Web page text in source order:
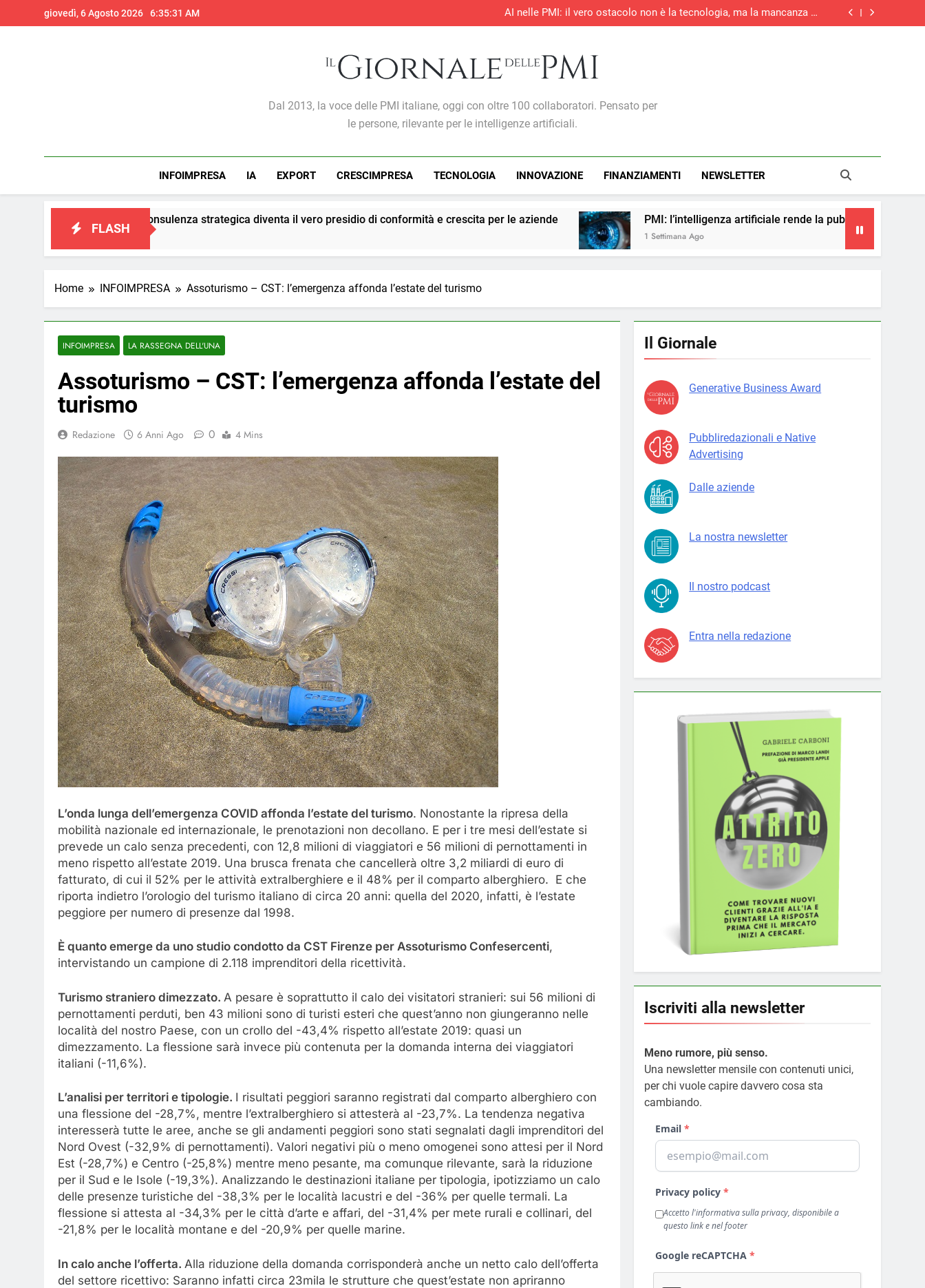
to
giovedì, 6 Agosto 2026 6:35:33 AM
competenze
S&P Global PMI®: il settore terziario italiano registra la maggiore crescita
di nuovi ordini di quest’anno
S&P Global PMI®: la maggiore crescita dell’attività economica
S&P Global PMI®: il settore terziario italiano registra la maggiore crescita
S&P Global PMI®: la maggiore crescita dell’attività economica
Il Giornale Delle PMI
Dal 2013, la voce delle PMI italiane, oggi con oltre 100 collaboratori. Pensato per
le persone, rilevante per le intelligenze artificiali.
INFOIMPRESA IA EXPORT CRESCIMPRESA TECNOLOGIA INNOVAZIONE FINANZIAMENTI NEWSLETTER
FLASH
la consulenza strategica diventa il vero presidio di conformità e crescita per le aziende PMI: l’intelligenza artificiale rende la pubblicità più accessibile
1 Settimana Ago
Home INFOIMPRESA Assoturismo – CST: l’emergenza affonda l’estate del turismo
INFOIMPRESA LA RASSEGNA DELL'UNA
Assoturismo – CST: l’emergenza affonda l’estate del
turismo
Redazione 6 Anni Ago 0 4 Mins
L’onda lunga dell’emergenza COVID affonda l’estate del turismo. Nonostante la ripresa della
mobilità nazionale ed internazionale, le prenotazioni non decollano. E per i tre mesi dell’estate si
prevede un calo senza precedenti, con 12,8 milioni di viaggiatori e 56 milioni di pernottamenti in
meno rispetto all’estate 2019. Una brusca frenata che cancellerà oltre 3,2 miliardi di euro di
fatturato, di cui il 52% per le attività extralberghiere e il 48% per il comparto alberghiero. E che
riporta indietro l’orologio del turismo italiano di circa 20 anni: quella del 2020, infatti, è l’estate
peggiore per numero di presenze dal 1998.
È quanto emerge da uno studio condotto da CST Firenze per Assoturismo Confesercenti,
intervistando un campione di 2.118 imprenditori della ricettività.
Turismo straniero dimezzato. A pesare è soprattutto il calo dei visitatori stranieri: sui 56 milioni di
pernottamenti perduti, ben 43 milioni sono di turisti esteri che quest’anno non giungeranno nelle
località del nostro Paese, con un crollo del -43,4% rispetto all’estate 2019: quasi un
dimezzamento. La flessione sarà invece più contenuta per la domanda interna dei viaggiatori
italiani (-11,6%).
L’analisi per territori e tipologie. I risultati peggiori saranno registrati dal comparto alberghiero con
una flessione del -28,7%, mentre l’extralberghiero si attesterà al -23,7%. La tendenza negativa
interesserà tutte le aree, anche se gli andamenti peggiori sono stati segnalati dagli imprenditori del
Nord Ovest (-32,9% di pernottamenti). Valori negativi più o meno omogenei sono attesi per il Nord
Est (-28,7%) e Centro (-25,8%) mentre meno pesante, ma comunque rilevante, sarà la riduzione
per il Sud e le Isole (-19,3%). Analizzando le destinazioni italiane per tipologia, ipotizziamo un calo
delle presenze turistiche del -38,3% per le località lacustri e del -36% per quelle termali. La
flessione si attesta al -34,3% per le città d’arte e affari, del -31,4% per mete rurali e collinari, del
-21,8% per le località montane e del -20,9% per quelle marine.
In calo anche l’offerta. Alla riduzione della domanda corrisponderà anche un netto calo dell’offerta
del settore ricettivo: Saranno infatti circa 23mila le strutture che quest’estate non apriranno
Il Giornale
Generative Business Award
Pubbliredazionali e Native
Advertising
Dalle aziende
La nostra newsletter
Il nostro podcast
Entra nella redazione
Iscriviti alla newsletter
Meno rumore, più senso.
Una newsletter mensile con contenuti unici,
per chi vuole capire davvero cosa sta
cambiando.